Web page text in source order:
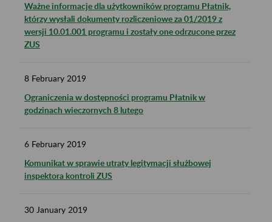
Ważne informacje dla użytkowników programu Płatnik,
którzy wysłali dokumenty rozliczeniowe za 01/2019 z
wersji 10.01.001 programu i zostały one odrzucone przez
ZUS
8 February 2019
Ograniczenia w dostępności programu Płatnik w
godzinach wieczornych 8 lutego
6 February 2019
Komunikat w sprawie utraty legitymacji służbowej
inspektora kontroli ZUS
30 January 2019